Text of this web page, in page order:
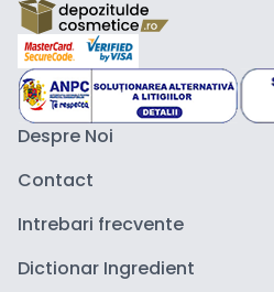
Despre Noi
Contact
Intrebari frecvente
Dictionar Ingredient